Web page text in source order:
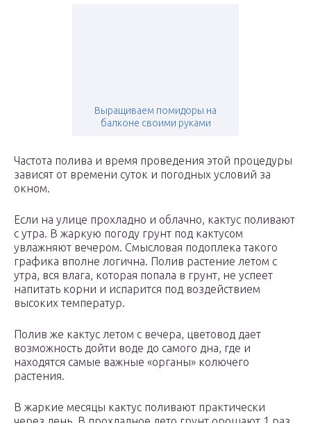
Выращиваем помидоры на
балконе своими руками
Частота полива и время проведения этой процедуры
зависят от времени суток и погодных условий за
окном.
Если на улице прохладно и облачно, кактус поливают
с утра. В жаркую погоду грунт под кактусом
увлажняют вечером. Смысловая подоплека такого
графика вполне логична. Полив растение летом с
утра, вся влага, которая попала в грунт, не успеет
напитать корни и испарится под воздействием
высоких температур.
Полив же кактус летом с вечера, цветовод дает
возможность дойти воде до самого дна, где и
находятся самые важные «органы» колючего
растения.
В жаркие месяцы кактус поливают практически